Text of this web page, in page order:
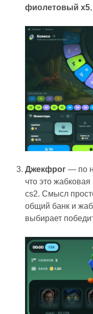
фиолетовый x5,
Джекфрог— по
что это
cs2. Смысл
общий банк и
выбирает